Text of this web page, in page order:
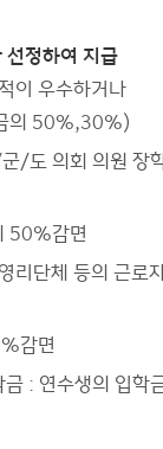
정하여 지급
이 우수하거나
의 50%,30%)
/도 의회 의원 장
50%감면
리단체 등의 근로
감면
: 연수생의 입학